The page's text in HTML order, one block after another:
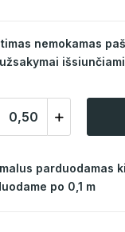
nemokamas
parduodamas
po 0,1 m